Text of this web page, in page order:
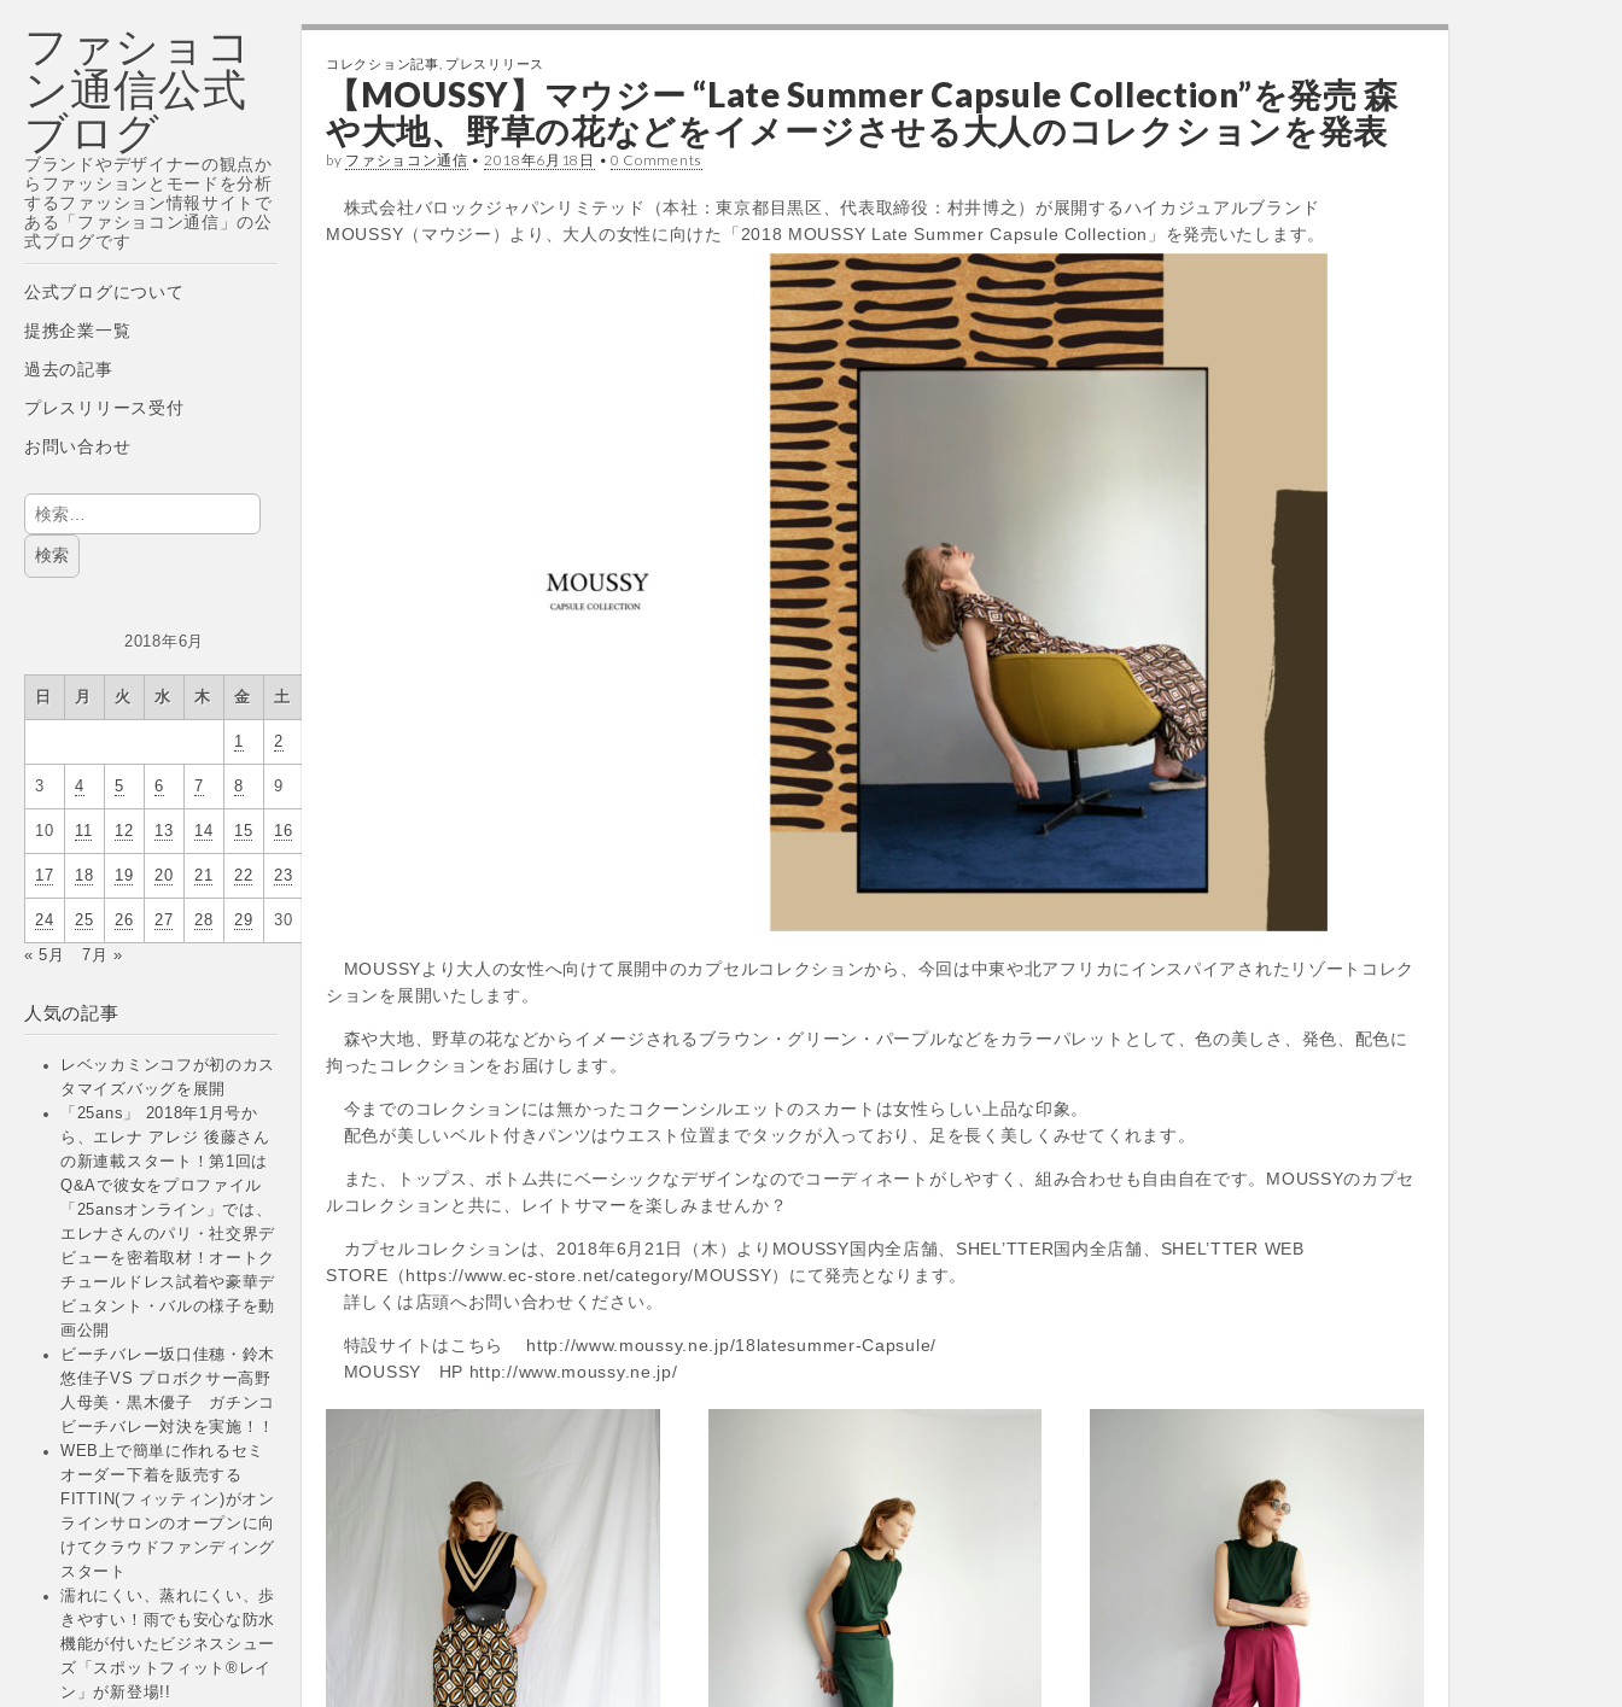
ファショコ
ン通信公式
ブログ
ブランドやデザイナーの観点か
らファッションとモードを分析
するファッション情報サイトで
ある「ファショコン通信」の公
式ブログです
Main
menu
Skip
content
公式ブログについて
提携企業一覧
過去の記事
プレスリリース受付
お問い合わせ
検
索:
2018年6月
日 月 火 水 木 金 土
1 2
3 4 5 6 7 8 9
10 11 12 13 14 15 16
17 18 19 20 21 22 23
24 25 26 27 28 29 30
« 5月 7月 »
人気の記事
レベッカミンコフが初のカス
タマイズバッグを展開
「25ans」 2018年1月号か
ら、エレナ アレジ 後藤さん
の新連載スタート！第1回は
Q&Aで彼女をプロファイル
「25ansオンライン」では、
エレナさんのパリ・社交界デ
ビューを密着取材！オートク
チュールドレス試着や豪華デ
ビュタント・バルの様子を動
画公開
ビーチバレー坂口佳穗・鈴木
悠佳子VS プロボクサー高野
人母美・黒木優子 ガチンコ
ビーチバレー対決を実施！！
WEB上で簡単に作れるセミ
オーダー下着を販売する
FITTIN(フィッティン)がオン
ラインサロンのオープンに向
けてクラウドファンディング
スタート
濡れにくい、蒸れにくい、歩
きやすい！雨でも安心な防水
機能が付いたビジネスシュー
ズ「スポットフィット®レイ
ン」が新登場!!
コレクション記事 プレスリリース
【MOUSSY】マウジー “Late Summer Capsule Collection”を発売 森
や大地、野草の花などをイメージさせる大人のコレクションを発表
by ファショコン通信 • 2018年6月18日 • 0 Comments
株式会社バロックジャパンリミテッド（本社：東京都目黒区、代表取締役：村井博之）が展開するハイカジュアルブランド
MOUSSY（マウジー）より、大人の女性に向けた「2018 MOUSSY Late Summer Capsule Collection」を発売いたします。
MOUSSYより大人の女性へ向けて展開中のカプセルコレクションから、今回は中東や北アフリカにインスパイアされたリゾートコレク
ションを展開いたします。
森や大地、野草の花などからイメージされるブラウン・グリーン・パープルなどをカラーパレットとして、色の美しさ、発色、配色に
拘ったコレクションをお届けします。
今までのコレクションには無かったコクーンシルエットのスカートは女性らしい上品な印象。
配色が美しいベルト付きパンツはウエスト位置までタックが入っており、足を長く美しくみせてくれます。
また、トップス、ボトム共にベーシックなデザインなのでコーディネートがしやすく、組み合わせも自由自在です。MOUSSYのカプセ
ルコレクションと共に、レイトサマーを楽しみませんか？
カプセルコレクションは、2018年6月21日（木）よりMOUSSY国内全店舗、SHEL’TTER国内全店舗、SHEL’TTER WEB
STORE（https://www.ec-store.net/category/MOUSSY）にて発売となります。
詳しくは店頭へお問い合わせください。
特設サイトはこちら http://www.moussy.ne.jp/18latesummer-Capsule/
MOUSSY HP http://www.moussy.ne.jp/